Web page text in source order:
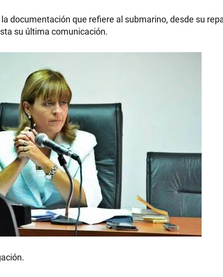
documentación que refiere al submarino, desde su
su última comunicación.
RECETAS
HORÓSCOPO
Seguinos